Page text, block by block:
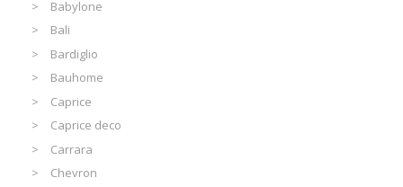
Babylone
Bali
Bardiglio
Bauhome
Caprice
Caprice deco
Carrara
Chevron